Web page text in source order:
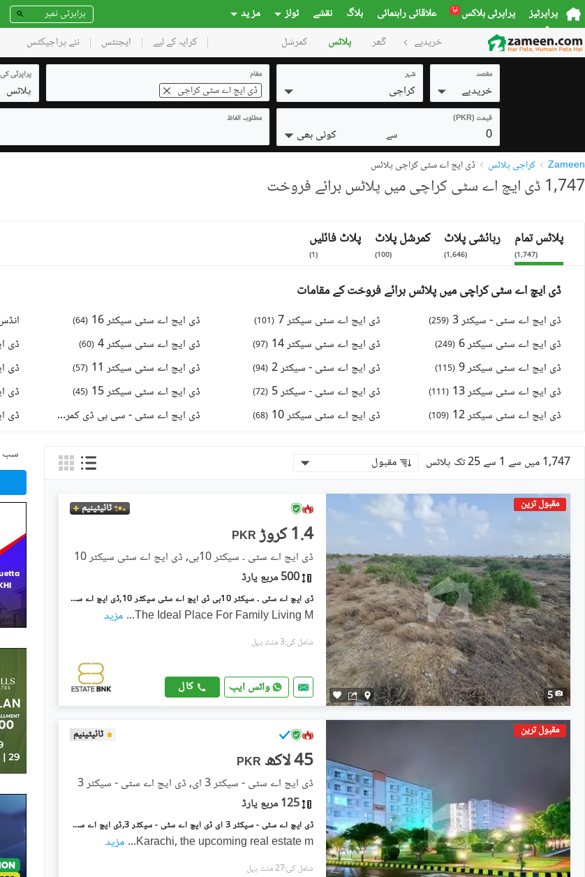
پراپرٹیز پراپرٹی بلاکس نیا علاقائی راہنمائی بلاگ نقشے ٹولز مز ید
خریدیے گھر پلاٹس کمرشل کرایہ کے لیے ایجنٹس نئے پراجیکٹس
مقصد
خریدیے
شہر
کراچی
مقام
ڈی ایچ اے سٹی کراچی
پراپرٹی
پلاٹس
قیمت (PKR)
0 سے کوئی بھی
مطلوبہ الفاظ
Zameen کراچی پلاٹس ڈی ایچ اے سٹی کراچی پلاٹس
1,747 ڈی ایچ اے سٹی کراچی میں پلاٹس برائے فروخت
پلاٹس تمام
(
1,747
)
رہائشی پلاٹ
(
1,646
)
کمرشل پلاٹ
(
100
)
پلاٹ فائلیں
(
1
)
ڈی ایچ اے سٹی کراچی میں پلاٹس برائے فروخت کے مقامات
ڈی ایچ اے سٹی - سیکٹر 3 (
259
)
ڈی ایچ اے سٹی سیکٹر 6 (
249
)
ڈی ایچ اے سٹی سیکٹر 9 (
115
)
ڈی ایچ اے سٹی سیکٹر 13 (
111
)
ڈی ایچ اے سٹی سیکٹر 12 (
109
)
ڈی ایچ اے سٹی سیکٹر 7 (
101
)
ڈی ایچ اے سٹی سیکٹر 14 (
97
)
ڈی ایچ اے سٹی - سیکٹر 2 (
94
)
ڈی ایچ اے سٹی - سیکٹر 5 (
72
)
ڈی ایچ اے سٹی سیکٹر 10 (
68
)
ڈی ایچ اے سٹی سیکٹر 16 (
64
)
ڈی ایچ اے سٹی سیکٹر 4 (
60
)
ڈی ایچ اے سٹی سیکٹر 11 (
57
)
ڈی ایچ اے سٹی سیکٹر 15 (
45
)
ڈی ایچ اے سٹی - سی بی ڈی کمرشل
ڈی
ڈی
ڈی
1,747 میں سے 1 سے 25 تک پلاٹس مقبول
مقبول ترین
5
ٹائیٹینیم
PKR 1.4 کروڑ
ڈی ایچ اے سٹی ۔ سیکٹر 10بی, ڈی ایچ اے سٹی سیکٹر 10
500 مربع یارڈ
ڈی ایچ اے سٹی ۔ سیکٹر 10بی ڈی ایچ اے سٹی سیکٹر 10,ڈی ایچ اے سٹی کراچی,کراچی میں 1 کنال رہائشی پلاٹ 1.4 کروڑ میں برائے فروخت۔
The Ideal Place For Family Living M
... مزید
شامل کی:3 منٹ پہل
واٹس ایپ کال
مقبول ترین ٹائیٹینیم
PKR 45 لاکھ
ڈی ایچ اے سٹی - سیکٹر 3 ای, ڈی ایچ اے سٹی - سیکٹر 3
125 مربع یارڈ
ڈی ایچ اے سٹی - سیکٹر 3 ای ڈی ایچ اے سٹی - سیکٹر 3,ڈی ایچ اے سٹی کراچی,کراچی میں 5 مرلہ رہائشی پلاٹ 45.0 لاکھ میں برائے فروخت۔
Karachi, the upcoming real estate m
... مزید
شامل کی:27 منٹ پہل
سب